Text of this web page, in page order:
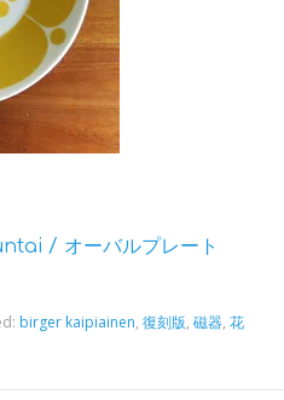
/ オーバルプレート
birger kaipiainen, 復刻版, 磁器, 花